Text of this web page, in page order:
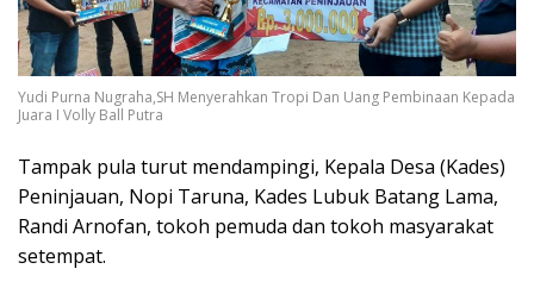
Yudi Purna Nugraha,SH Menyerahkan Tropi Dan Uang Pembinaan Kepada
Juara I Volly Ball Putra
Tampak pula turut mendampingi, Kepala Desa (Kades)
Peninjauan, Nopi Taruna, Kades Lubuk Batang Lama,
Randi Arnofan, tokoh pemuda dan tokoh masyarakat
setempat.